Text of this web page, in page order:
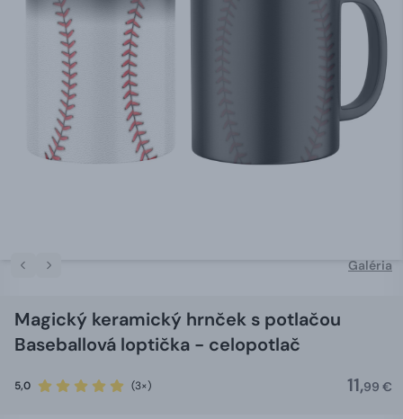
Galéria
Magický keramický hrnček s potlačou
Baseballová loptička - celopotlač
5,0 (3×) 11,99 €